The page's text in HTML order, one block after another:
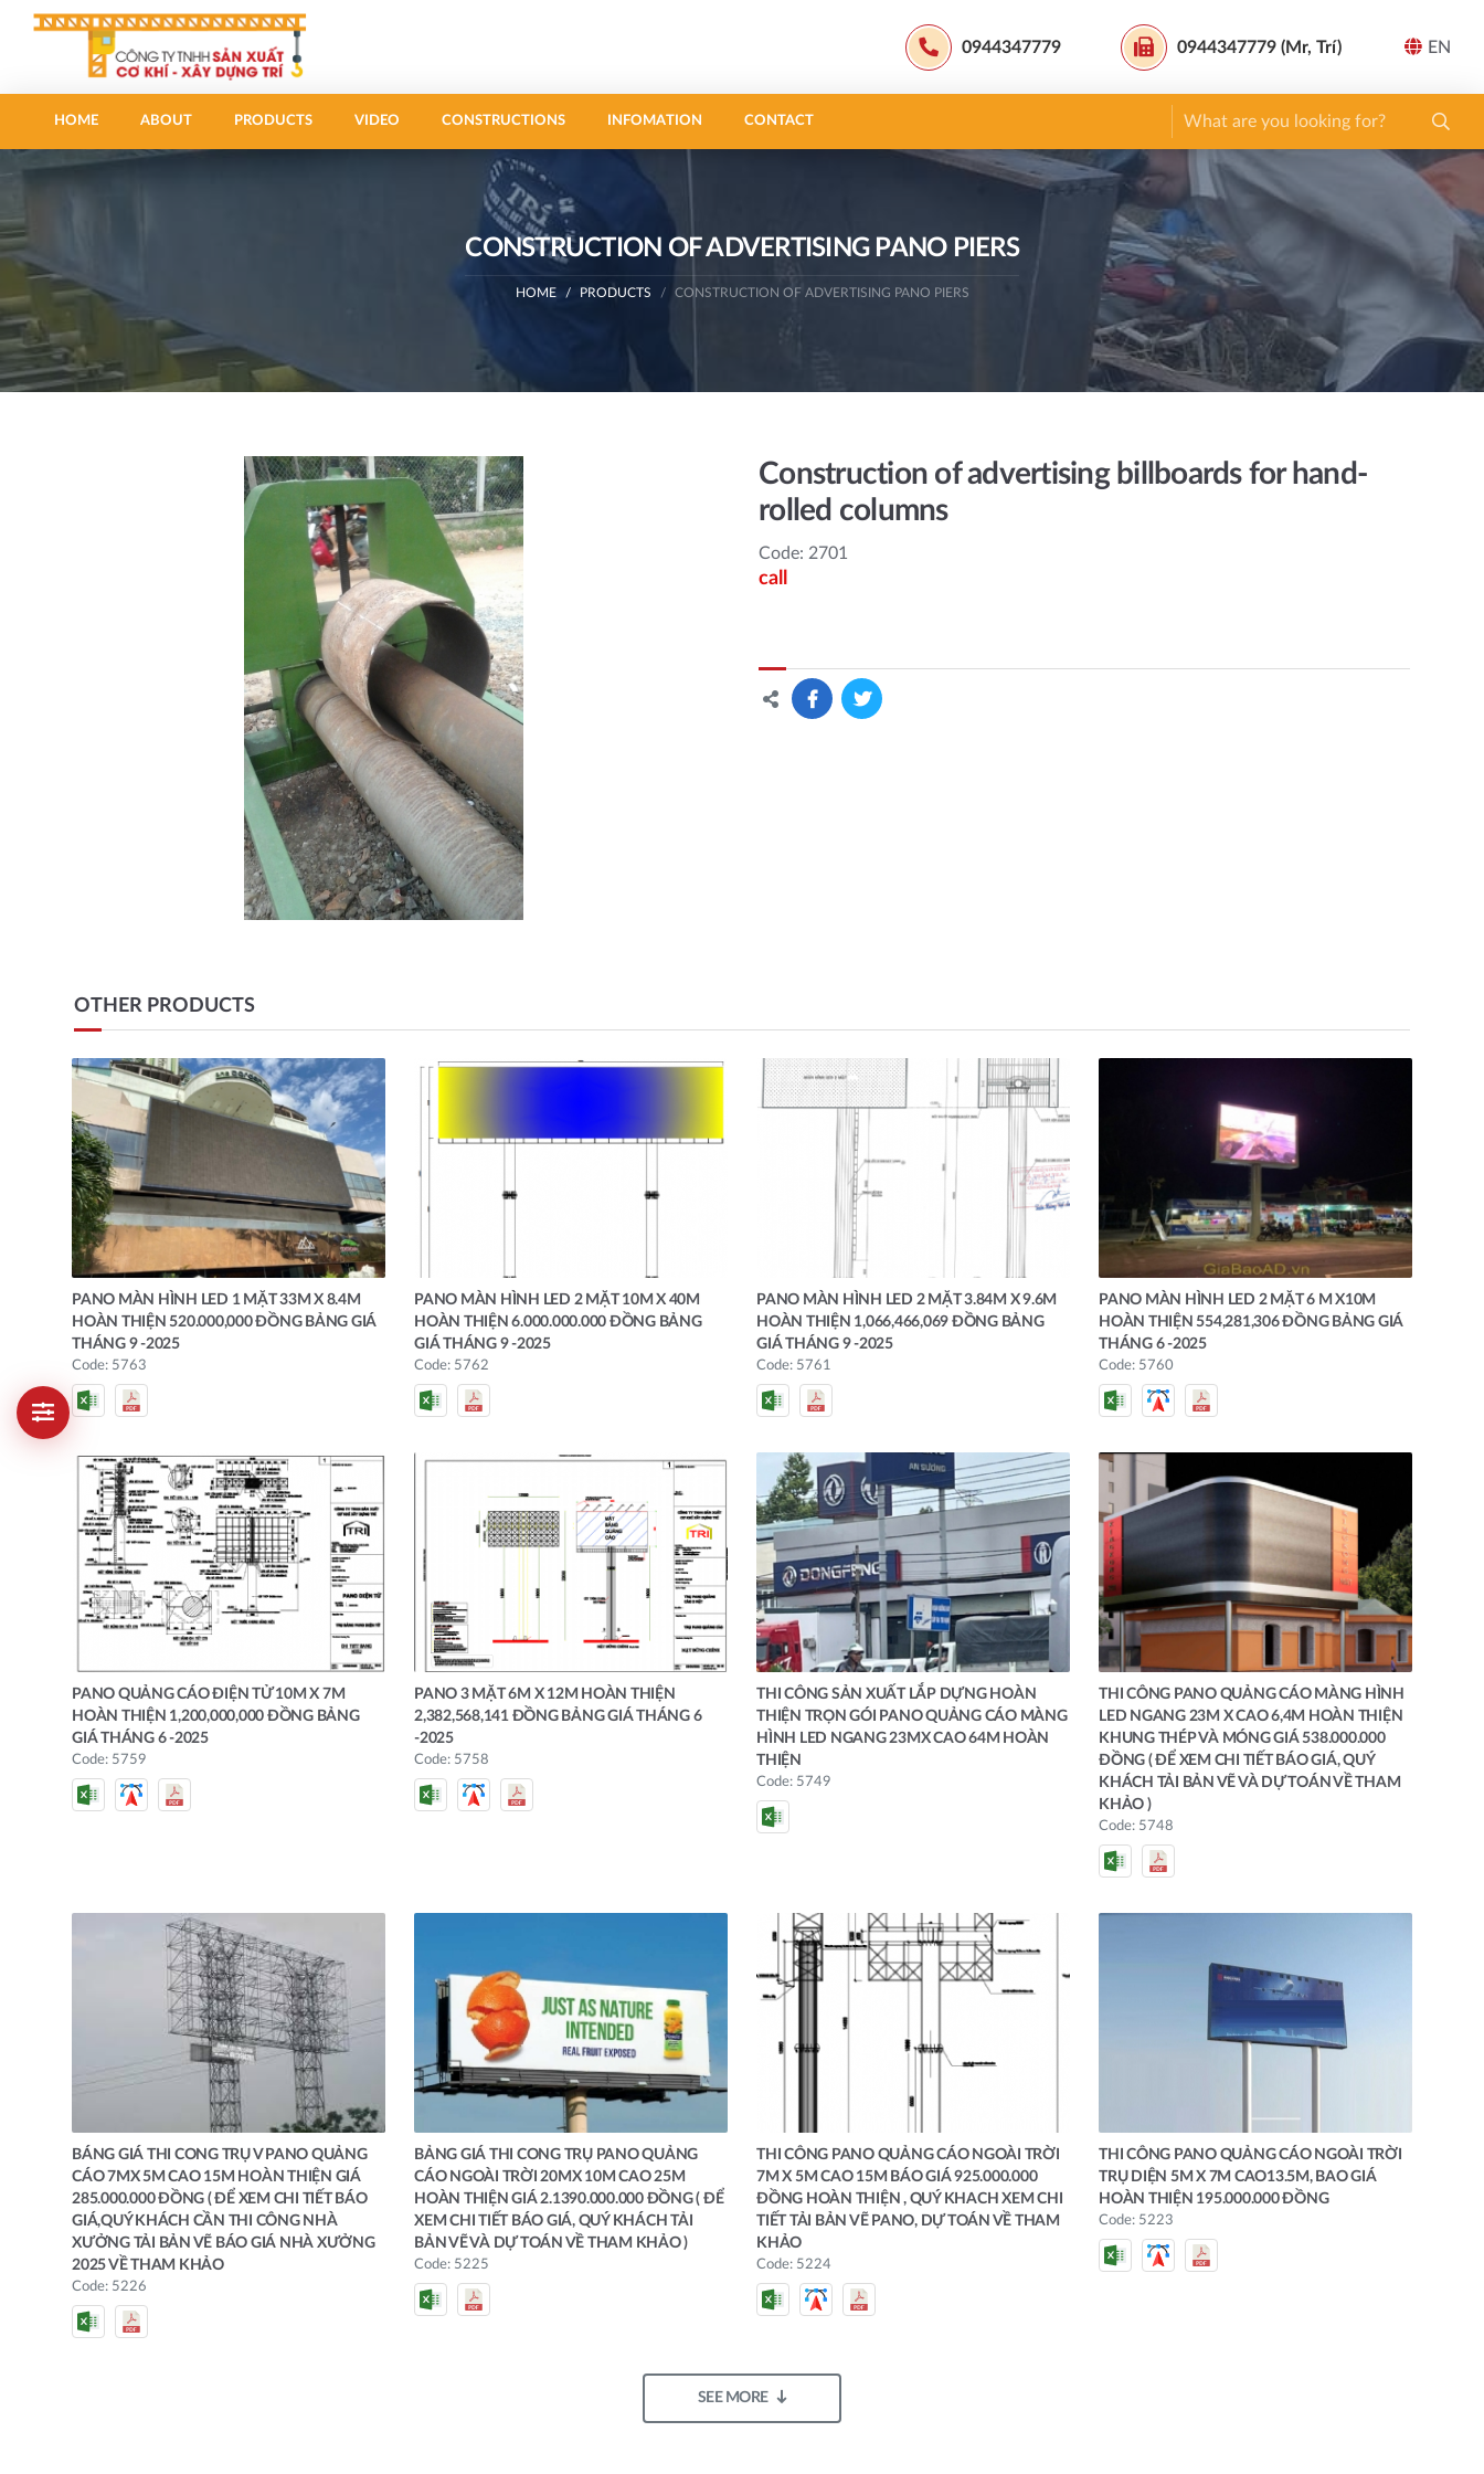
0944347779 0944347779 (Mr, Trí) EN
HOME ABOUT PRODUCTS VIDEO CONSTRUCTIONS INFOMATION CONTACT
CONSTRUCTION OF ADVERTISING PANO PIERS
HOME PRODUCTS CONSTRUCTION OF ADVERTISING PANO PIERS
Construction of advertising billboards for hand-
rolled columns
Code: 2701
call
OTHER PRODUCTS
PANO MÀN HÌNH LED 1 MẶT 33M X 8.4M
HOÀN THIỆN 520.000,000 ĐỒNG BẢNG GIÁ
THÁNG 9 -2025
Code: 5763
PANO MÀN HÌNH LED 2 MẶT 10M X 40M
HOÀN THIỆN 6.000.000.000 ĐỒNG BẢNG
GIÁ THÁNG 9 -2025
Code: 5762
PANO MÀN HÌNH LED 2 MẶT 3.84M X 9.6M
HOÀN THIỆN 1,066,466,069 ĐỒNG BẢNG
GIÁ THÁNG 9 -2025
Code: 5761
PANO MÀN HÌNH LED 2 MẶT 6 M X10M
HOÀN THIỆN 554,281,306 ĐỒNG BẢNG GIÁ
THÁNG 6 -2025
Code: 5760
PANO QUẢNG CÁO ĐIỆN TỬ 10M X 7M
HOÀN THIỆN 1,200,000,000 ĐỒNG BẢNG
GIÁ THÁNG 6 -2025
Code: 5759
PANO 3 MẶT 6M X 12M HOÀN THIỆN
2,382,568,141 ĐỒNG BẢNG GIÁ THÁNG 6
-2025
Code: 5758
THI CÔNG SẢN XUẤT LẮP DỰNG HOÀN
THIỆN TRỌN GÓI PANO QUẢNG CÁO MÀNG
HÌNH LED NGANG 23MX CAO 64M HOÀN
THIỆN
Code: 5749
THI CÔNG PANO QUẢNG CÁO MÀNG HÌNH
LED NGANG 23M X CAO 6,4M HOÀN THIỆN
KHUNG THÉP VÀ MÓNG GIÁ 538.000.000
ĐỒNG ( ĐỂ XEM CHI TIẾT BÁO GIÁ, QUÝ
KHÁCH TẢI BẢN VẼ VÀ DỰ TOÁN VỀ THAM
KHẢO )
Code: 5748
BÁNG GIÁ THI CONG TRỤ V PANO QUẢNG
CÁO 7MX 5M CAO 15M HOÀN THIỆN GIÁ
285.000.000 ĐỒNG ( ĐỂ XEM CHI TIẾT BÁO
GIÁ,QUÝ KHÁCH CẦN THI CÔNG NHÀ
XƯỞNG TẢI BẢN VẼ BÁO GIÁ NHÀ XƯỞNG
2025 VỀ THAM KHẢO
Code: 5226
BẢNG GIÁ THI CONG TRỤ PANO QUẢNG
CÁO NGOÀI TRỜI 20MX 10M CAO 25M
HOÀN THIỆN GIÁ 2.1390.000.000 ĐỒNG ( ĐỂ
XEM CHI TIẾT BÁO GIÁ, QUÝ KHÁCH TẢI
BẢN VẼ VÀ DỰ TOÁN VỀ THAM KHẢO )
Code: 5225
THI CÔNG PANO QUẢNG CÁO NGOÀI TRỜI
7M X 5M CAO 15M BÁO GIÁ 925.000.000
ĐỒNG HOÀN THIỆN , QUÝ KHACH XEM CHI
TIẾT TẢI BẢN VẼ PANO, DỰ TOÁN VỀ THAM
KHẢO
Code: 5224
THI CÔNG PANO QUẢNG CÁO NGOÀI TRỜI
TRỤ DIỆN 5M X 7M CAO13.5M, BAO GIÁ
HOÀN THIỆN 195.000.000 ĐỒNG
Code: 5223
SEE MORE